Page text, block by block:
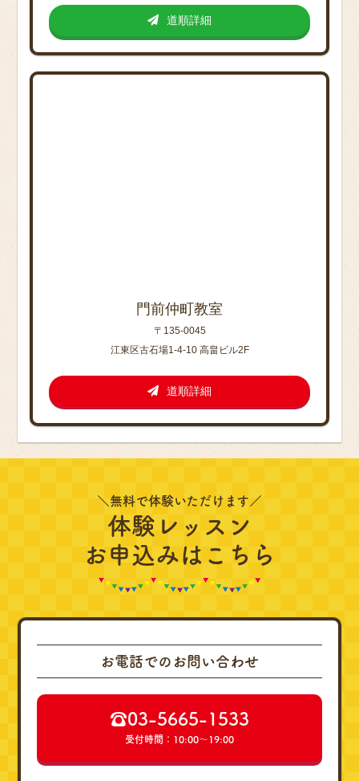
道順詳細
門前仲町教室
〒135-0045
江東区古石場1-4-10 高畠ビル2F
道順詳細
＼無料で体験いただけます／
体験レッスン
お申込みはこちら
お電話でのお問い合わせ
☎︎03-5665-1533
受付時間：10:00～19:00